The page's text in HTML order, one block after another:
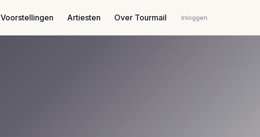
Voorstellingen
Artiesten Over Tourmail Inloggen